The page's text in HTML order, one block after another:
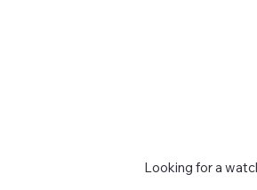
Looking for a